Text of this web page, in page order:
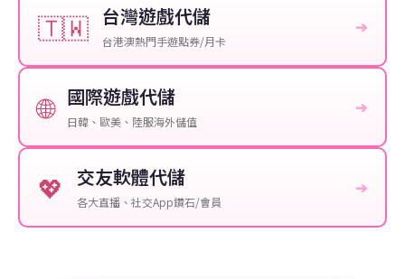
🇹🇼 台灣遊戲代儲
台港澳熱門手遊點券/月卡
➔
🌐 國際遊戲代儲
日韓、歐美、陸服海外儲值
➔
💖 交友軟體代儲
各大直播、社交App鑽石/會員
➔